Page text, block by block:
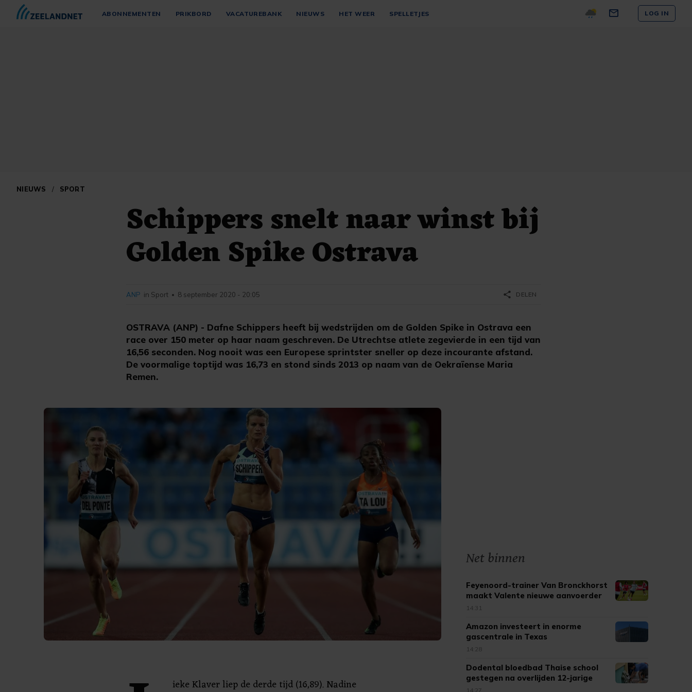
ABONNEMENTEN PRIKBORD VACATUREBANK NIEUWS HET WEER SPELLETJES LOG IN
NIEUWS / SPORT
Schippers snelt naar winst bij
Golden Spike Ostrava
OSTRAVA (ANP) - Dafne Schippers heeft bij wedstrijden om de Golden Spike in Ostrava een
race over 150 meter op haar naam geschreven. De Utrechtse atlete zegevierde in een tijd van
16,56 seconden. Nog nooit was een Europese sprintster sneller op deze incourante afstand.
De voormalige toptijd was 16,73 en stond sinds 2013 op naam van de Oekraïense Maria
Remen.
ANP in Sport • 8 september 2020 - 20:05 share DELEN
ieke Klaver liep de derde tijd (16,89). Nadine
Net binnen
Feyenoord-trainer Van Bronckhorst
maakt Valente nieuwe aanvoerder
14:31
Amazon investeert in enorme
gascentrale in Texas
14:28
Dodental bloedbad Thaise school
gestegen na overlijden 12-jarige
14:27